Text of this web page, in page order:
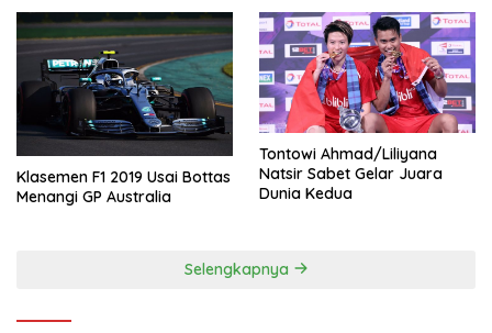
Klasemen F1 2019 Usai Bottas
Menangi GP Australia
Tontowi Ahmad/Liliyana
Natsir Sabet Gelar Juara
Dunia Kedua
Selengkapnya